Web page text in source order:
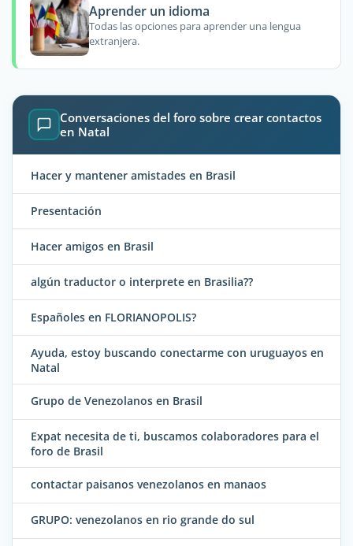
Aprender un idioma
Todas las opciones para aprender una lengua
extranjera.
Conversaciones del foro sobre crear contactos
en Natal
Hacer y mantener amistades en Brasil
Presentación
Hacer amigos en Brasil
algún traductor o interprete en Brasilia??
Españoles en FLORIANOPOLIS?
Ayuda, estoy buscando conectarme con uruguayos en
Natal
Grupo de Venezolanos en Brasil
Expat necesita de ti, buscamos colaboradores para el
foro de Brasil
contactar paisanos venezolanos en manaos
GRUPO: venezolanos en rio grande do sul